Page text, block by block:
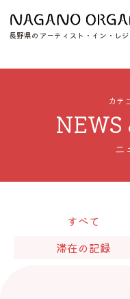
長野県のアーティスト・イン・レ
カテ
ニ
すべて
滞在の記録